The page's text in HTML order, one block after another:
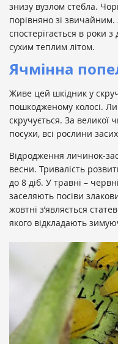
знизу вузлом стебла.
порівняно зі звичайним.
спостерігається в роки
сухим теплим літом.
Ячмінна
Живе цей шкідник у
пошкодженому колосі.
скручується. За великої
посухи, всі рослини
Відродження личинок-
весни. Тривалість
до 8 діб. У травні –
заселяють посіви
жовтні з’являється
якого відкладають